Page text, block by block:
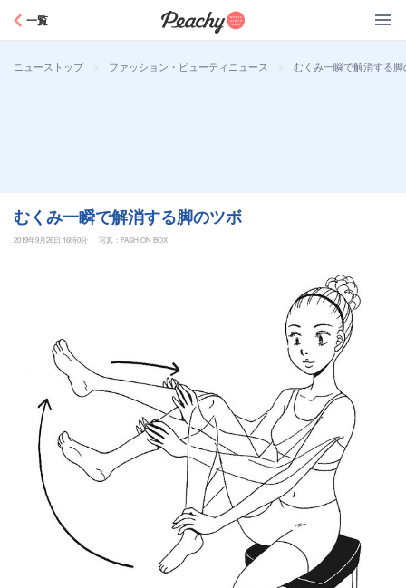
一覧
ニューストップ > ファッション・ビューティニュース > むくみ一瞬で解消する脚
むくみ一瞬で解消する脚のツボ
2019年9月26日 16時0分 写真：FASHION BOX